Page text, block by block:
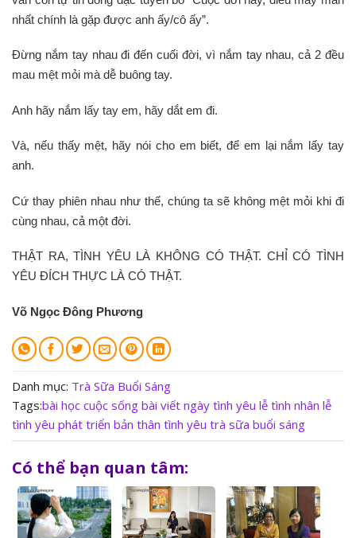
nhất chính là gặp được anh ấy/cô ấy”.
Đừng nắm tay nhau đi đến cuối đời, vì nắm tay nhau, cả 2 đều
mau mệt mỏi mà dễ buông tay.
Anh hãy nắm lấy tay em, hãy dắt em đi.
Và, nếu thấy mệt, hãy nói cho em biết, để em lại nắm lấy tay
anh.
Cứ thay phiên nhau như thế, chúng ta sẽ không mệt mỏi khi đi
cùng nhau, cả một đời.
THẬT RA, TÌNH YÊU LÀ KHÔNG CÓ THẬT. CHỈ CÓ TÌNH
YÊU ĐÍCH THỰC LÀ CÓ THẬT.
Võ Ngọc Đông Phương
Danh mục: Trà Sữa Buổi Sáng
Tags:bài học cuộc sống bài viết ngày tình yêu lễ tình nhân lễ
tình yêu phát triển bản thân tình yêu trà sữa buổi sáng
Có thể bạn quan tâm: